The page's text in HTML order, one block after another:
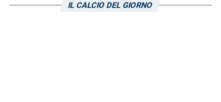
IL CALCIO DEL GIORNO